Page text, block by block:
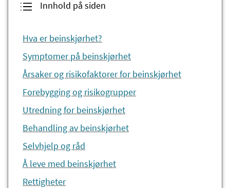
Innhold på siden
Hva er beinskjørhet?
Symptomer på beinskjørhet
Årsaker og risikofaktorer for beinskjørhet
Forebygging og risikogrupper
Utredning for beinskjørhet
Behandling av beinskjørhet
Selvhjelp og råd
Å leve med beinskjørhet
Rettigheter